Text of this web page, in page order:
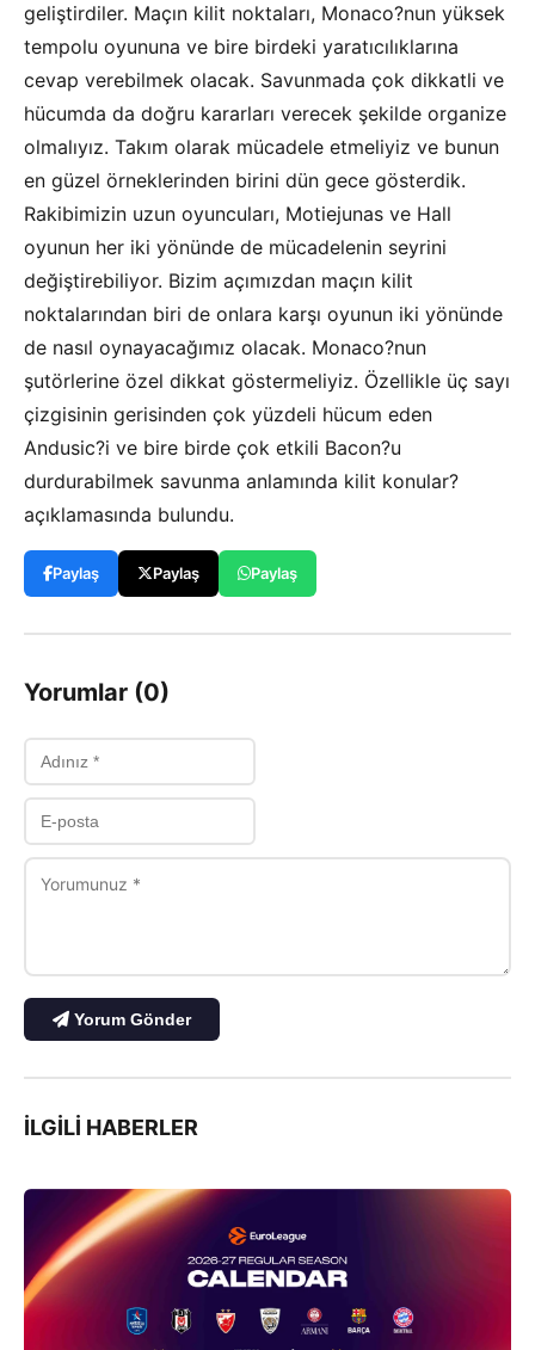
geliştirdiler. Maçın kilit noktaları, Monaco?nun yüksek
tempolu oyununa ve bire birdeki yaratıcılıklarına
cevap verebilmek olacak. Savunmada çok dikkatli ve
hücumda da doğru kararları verecek şekilde organize
olmalıyız. Takım olarak mücadele etmeliyiz ve bunun
en güzel örneklerinden birini dün gece gösterdik.
Rakibimizin uzun oyuncuları, Motiejunas ve Hall
oyunun her iki yönünde de mücadelenin seyrini
değiştirebiliyor. Bizim açımızdan maçın kilit
noktalarından biri de onlara karşı oyunun iki yönünde
de nasıl oynayacağımız olacak. Monaco?nun
şutörlerine özel dikkat göstermeliyiz. Özellikle üç sayı
çizgisinin gerisinden çok yüzdeli hücum eden
Andusic?i ve bire birde çok etkili Bacon?u
durdurabilmek savunma anlamında kilit konular?
açıklamasında bulundu.
Paylaş Paylaş Paylaş
Yorumlar (0)
Yorum Gönder
İLGILI HABERLER